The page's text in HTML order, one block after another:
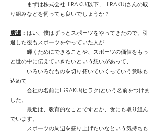
まずは株式会社HiRAKU(以下、HiRAKU)さんの取
り組みなどを伺っても良いでしょうか？
廣瀬 ： はい、僕はずっとスポーツをやってきたので、引
退した後もスポーツをやっていた人が
輝くためにできることや、スポーツの価値をもっ
と世の中に伝えていきたいという想いがあって、
いろいろなものを切り拓いていくっていう意味も
込めて
会社の名前にHiRAKU(ヒラク)という名前をつけま
した。
最近は、教育的なことですとか、食にも取り組ん
でいます。
スポーツの周辺を盛り上げたいなという気持ちも